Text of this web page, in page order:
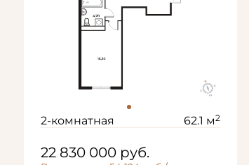
2-комнатная 62.1 м2
22 830 000 руб.